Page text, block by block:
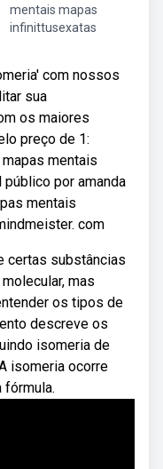
mentais mapas
infinittusexatas
com nossos
sua
os maiores
preço de 1:
mentais
por amanda
mentais
com
certas substâncias
mas
os tipos de
descreve os
isomeria de
isomeria ocorre
fórmula.